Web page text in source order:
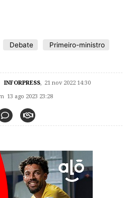
Debate
Primeiro-ministro
INFORPRESS 21 nov 2022 14:30
13 ago 2023 23:28